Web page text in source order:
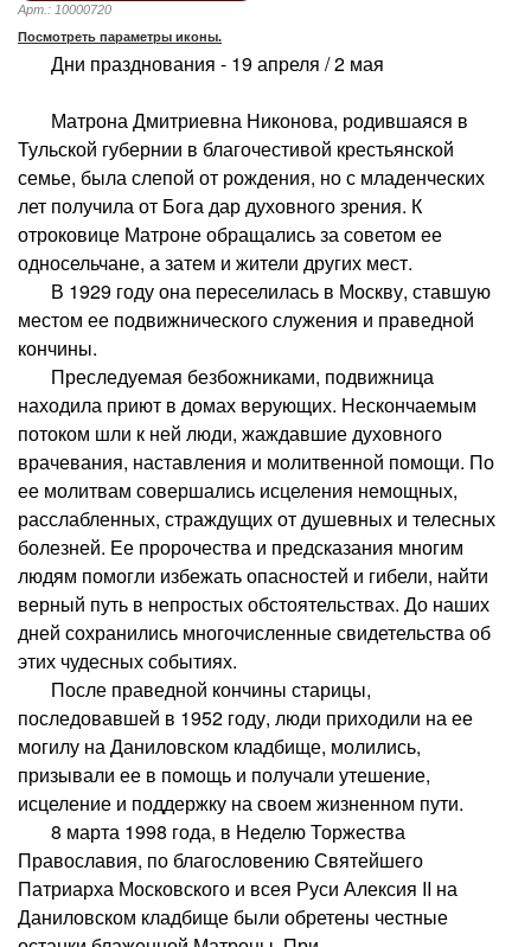
Арт.: 10000720
Посмотреть параметры иконы.
Дни празднования - 19 апреля / 2 мая
Матрона Дмитриевна Никонова, родившаяся в
Тульской губернии в благочестивой крестьянской
семье, была слепой от рождения, но с младенческих
лет получила от Бога дар духовного зрения. К
отроковице Матроне обращались за советом ее
односельчане, а затем и жители других мест.
В 1929 году она переселилась в Москву, ставшую
местом ее подвижнического служения и праведной
кончины.
Преследуемая безбожниками, подвижница
находила приют в домах верующих. Нескончаемым
потоком шли к ней люди, жаждавшие духовного
врачевания, наставления и молитвенной помощи. По
ее молитвам совершались исцеления немощных,
расслабленных, страждущих от душевных и телесных
болезней. Ее пророчества и предсказания многим
людям помогли избежать опасностей и гибели, найти
верный путь в непростых обстоятельствах. До наших
дней сохранились многочисленные свидетельства об
этих чудесных событиях.
После праведной кончины старицы,
последовавшей в 1952 году, люди приходили на ее
могилу на Даниловском кладбище, молились,
призывали ее в помощь и получали утешение,
исцеление и поддержку на своем жизненном пути.
8 марта 1998 года, в Неделю Торжества
Православия, по благословению Святейшего
Патриарха Московского и всея Руси Алексия II на
Даниловском кладбище были обретены честные